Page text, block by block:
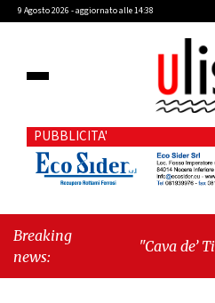
9 Agosto 2026 - aggiornato alle 14:38
PUBBLICITA'
Breaking
news:
"Cava de’